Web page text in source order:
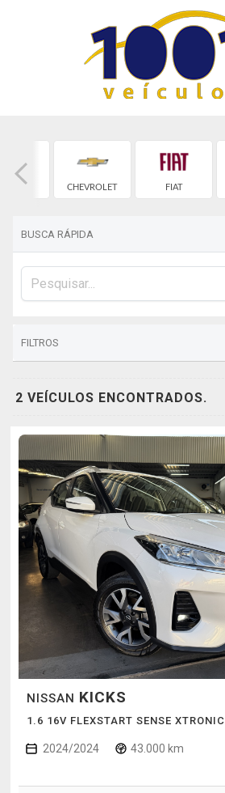
BYD
CHEVROLET
FIAT
BUSCA RÁPIDA
FILTROS
2 VEÍCULOS ENCONTRADOS.
NISSAN KICKS
1.6 16V FLEXSTART SENSE XTRONIC
2024/2024 43.000 km